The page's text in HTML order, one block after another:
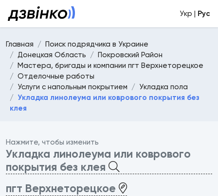
Укр | Рус
Главная
Поиск подрядчика в Украине
Донецкая Область
Покровский Район
Мастера, бригады и компании пгт Верхнеторецкое
Отделочные работы
Услуги с напольным покрытием
Укладка пола
Укладка линолеума или коврового покрытия без
клея
Нажмите, чтобы изменить
Укладка линолеума или коврового
покрытия без клея
пгт Верхнеторецкое